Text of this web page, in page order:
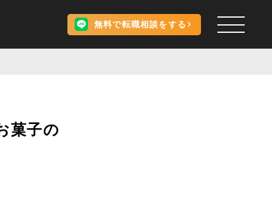
無料で転職相談をする
菓子の